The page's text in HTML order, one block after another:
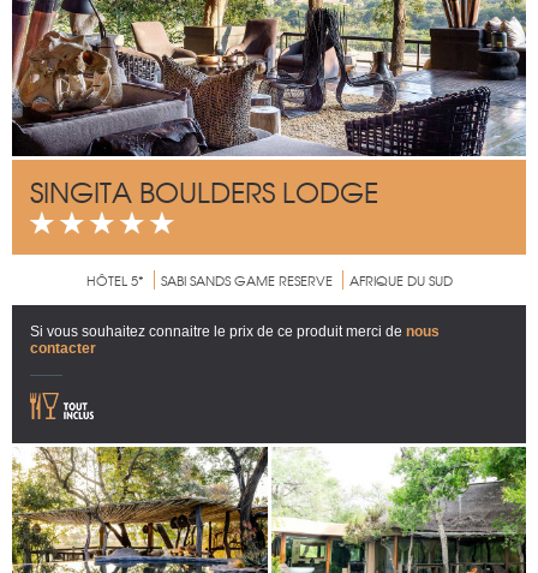
SINGITA BOULDERS LODGE
HÔTEL 5* SABI SANDS GAME RESERVE AFRIQUE DU SUD
Si vous souhaitez connaitre le prix de ce produit merci de nous
contacter